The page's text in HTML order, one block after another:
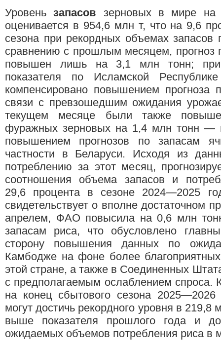
Уровеньзапасов зерновых в мире на
оценивается в 954,6 млн т, что на 9,6
сезона при рекордных объемах
сравнению с прошлым месяцем, прогноз
повышен лишь на 3,1 млн тонн;
показателя по Исламской
компенсировано повышением прогноза
связи с превзошедшим ожидания
текущем месяце были также
фуражных зерновых на 1,4 млн тонн —
повышением прогнозов по запасам
частности в Беларуси. Исходя из
потреблению за этот месяц,
соотношения объема запасов и
29,6 процента в сезоне 2024—2025
свидетельствует о вполне достаточном
апрелем, ФАО повысила на 0,6 млн
запасам риса, что обусловлено
сторону повышения данных по
Камбодже на фоне более
этой стране, а также в Соединенных
с предполагаемым ослаблением спроса.
на конец сбытового сезона
могут достичь рекордного уровня в 219,8
выше показателя прошлого года и
ожидаемых объемов потребления риса в